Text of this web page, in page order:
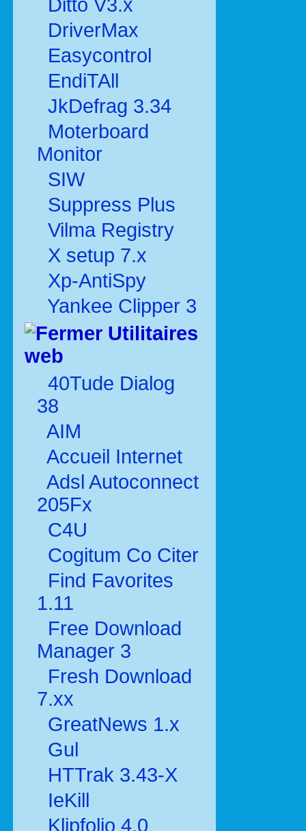
Ditto V3.x
DriverMax
Easycontrol
EndiTAll
JkDefrag 3.34
Moterboard
Monitor
SIW
Suppress Plus
Vilma Registry
X setup 7.x
Xp-AntiSpy
Yankee Clipper 3
Utilitaires
web
40Tude Dialog
38
AIM
Accueil Internet
Adsl Autoconnect
205Fx
C4U
Cogitum Co Citer
Find Favorites
1.11
Free Download
Manager 3
Fresh Download
7.xx
GreatNews 1.x
Gul
HTTrak 3.43-X
IeKill
Klipfolio 4.0